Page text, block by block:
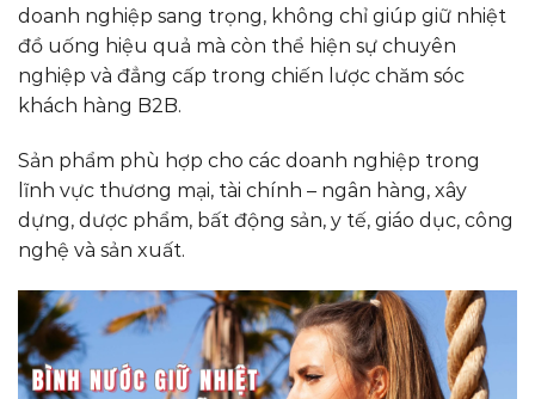
doanh nghiệp sang trọng, không chỉ giúp giữ nhiệt
đồ uống hiệu quả mà còn thể hiện sự chuyên
nghiệp và đẳng cấp trong chiến lược chăm sóc
khách hàng B2B.
Sản phẩm phù hợp cho các doanh nghiệp trong
lĩnh vực thương mại, tài chính – ngân hàng, xây
dựng, dược phẩm, bất động sản, y tế, giáo dục, công
nghệ và sản xuất.